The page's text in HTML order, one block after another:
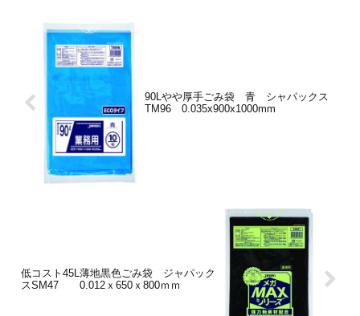
90Lやや厚手ごみ袋 青 シャパックス
TM96 0.035x900x1000mm
低コスト45L薄地黒色ごみ袋 ジャパック
スSM47 0.012ｘ650ｘ800ｍｍ